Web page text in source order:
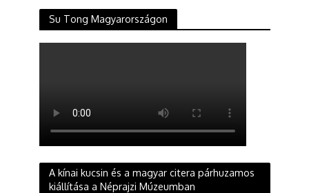
Su Tong Magyarországon
A kínai kucsin és a magyar citera párhuzamos
kiállítása a Néprajzi Múzeumban